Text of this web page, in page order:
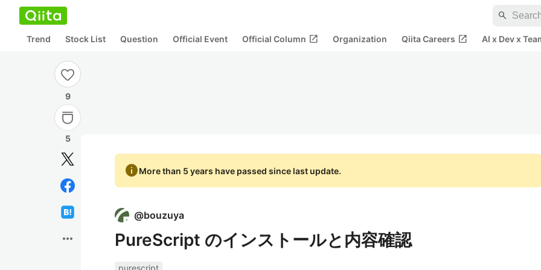
search
Trend Stock List Question Official Event Official Column open_in_new Organization Qiita Careers open_in_new AI x Dev x
9
5
more_horiz
infoMore than 5 years have passed since last update.
@bouzuya
PureScript のインストールと内容確認
purescript